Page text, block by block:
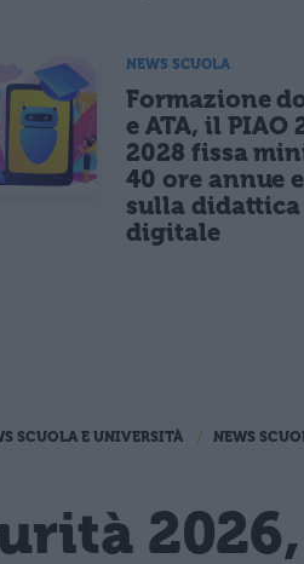
NEWS SCUOLA
Formazione
e ATA, il PIAO
2028 fissa
40 ore annue
sulla didattica
digitale
SCUOLA E UNIVERSITÀ NEWS